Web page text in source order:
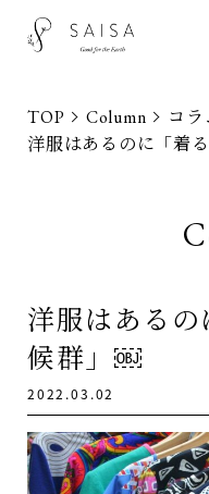
TOP Column
コラ
洋服はあるのに「着
洋服はある
候群」￼
2022.03.02